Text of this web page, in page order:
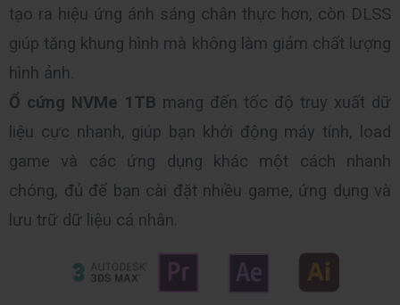
tạo ra hiệu ứng ánh sáng chân thực hơn, còn DLSS
giúp tăng khung hình mà không làm giảm chất lượng
hình ảnh.
Ổ cứng NVMe 1TB mang đến tốc độ truy xuất dữ
liệu cực nhanh, giúp bạn khởi động máy tính, load
game và các ứng dụng khác một cách nhanh
chóng, đủ để bạn cài đặt nhiều game, ứng dụng và
lưu trữ dữ liệu cá nhân.